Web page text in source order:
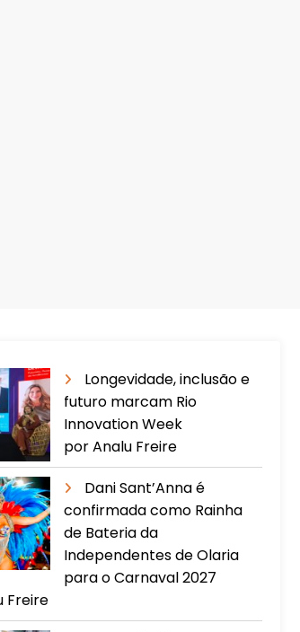
Longevidade, inclusão e
futuro marcam Rio
Innovation Week
por Analu Freire
Dani Sant’Anna é
confirmada como Rainha
de Bateria da
Independentes de Olaria
para o Carnaval 2027
Freire